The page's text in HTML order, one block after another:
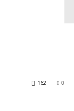
0
162